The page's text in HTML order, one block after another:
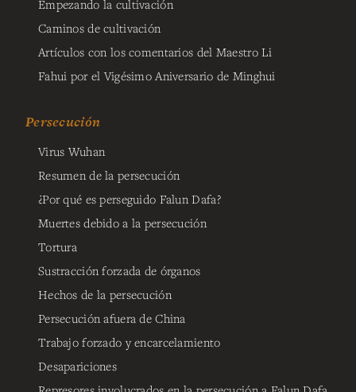
Empezando la cultivación
Caminos de cultivación
Artículos con los comentarios del Maestro Li
Fahui por el Vigésimo Aniversario de Minghui
Persecución
Virus Wuhan
Resumen de la persecución
¿Por qué es perseguido Falun Dafa?
Muertes debido a la persecución
Tortura
Sustracción forzada de órganos
Hechos de la persecución
Persecución afuera de China
Trabajo forzado y encarcelamiento
Desapariciones